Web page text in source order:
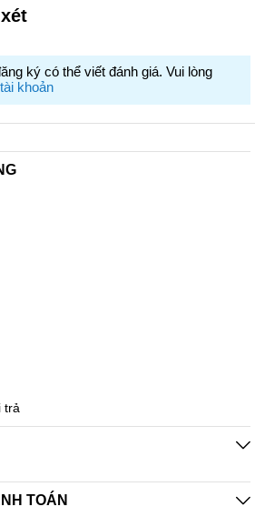
ấm nhanh, tỏa nhiệt đều
5 năm
nhỏ
mắc bệnh về đường hô hấp. Hệ thống
không còn hoạt động tốt do dịch khớp
ký có thể viết đánh giá. Vui lòng
khoản
trả
TOÁN